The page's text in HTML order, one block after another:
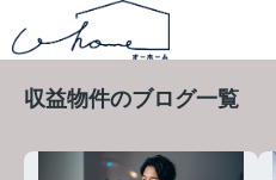
収益物件のブログ一覧